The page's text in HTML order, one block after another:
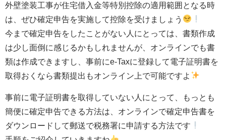
外壁塗装工事が住宅借入金等特別控除の適用範囲となる時
は、ぜひ確定申告を実施して控除を受けましょう
今まで確定申告をしたことがない人にとっては、書類作成
は少し面倒に感じるかもしれませんが、オンラインでも書
類は作成できますし、事前にe-Taxに登録して電子証明書を
取得おくなら書類提出もオンライン上で可能ですよ
事前に電子証明書を取得していない人にとって、もっとも
簡便に確定申告できる方法は、オンラインで確定申告書を
ダウンロードして郵送で税務署に申請する方法です